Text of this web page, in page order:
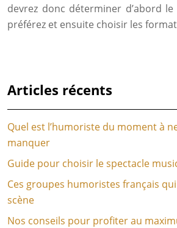
devrez donc déterminer d’abord
préférez et ensuite choisir les
Articles récents
Quel est l’humoriste du moment à
manquer
Guide pour choisir le spectacle
Ces groupes humoristes français
scène
Nos conseils pour profiter au